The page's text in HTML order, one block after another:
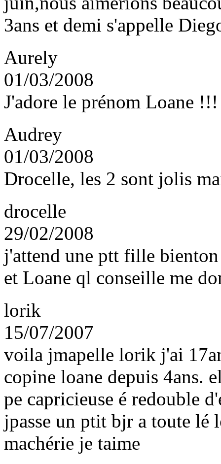
3ans et demi s'appelle
Aurely
01/03/2008
J'adore le prénom Loane !!!
Audrey
01/03/2008
Drocelle, les 2 sont jolis
drocelle
29/02/2008
j'attend une ptt fille
et Loane ql conseille me
lorik
15/07/2007
voila jmapelle lorik j'ai
copine loane depuis 4ans.
pe capricieuse é redouble
jpasse un ptit bjr a toute lé
machérie je taime